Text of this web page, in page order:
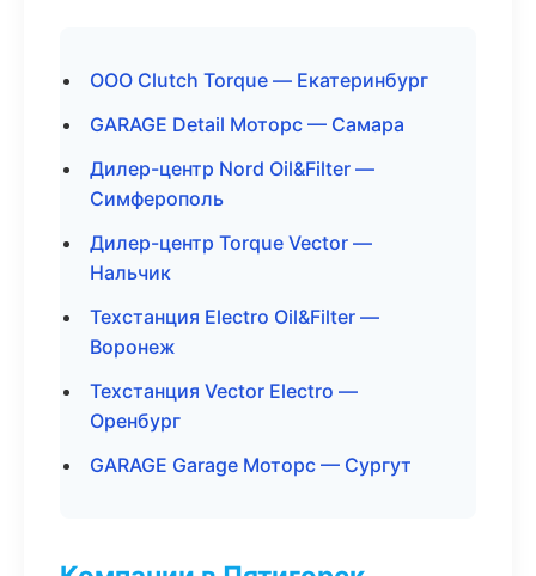
ООО Clutch Torque — Екатеринбург
GARAGE Detail Моторс — Самара
Дилер-центр Nord Oil&Filter —
Симферополь
Дилер-центр Torque Vector —
Нальчик
Техстанция Electro Oil&Filter —
Воронеж
Техстанция Vector Electro —
Оренбург
GARAGE Garage Моторс — Сургут